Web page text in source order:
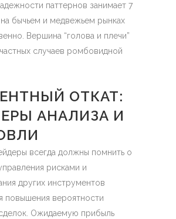
паттернов занимает 7
бычьем и медвежьем рынках
Вершина “голова и плечи”
случаев ромбовидной
ОТКАТ:
АНАЛИЗА И
всегда должны помнить о
рисками и
других инструментов
повышения вероятности
Ожидаемую прибыль